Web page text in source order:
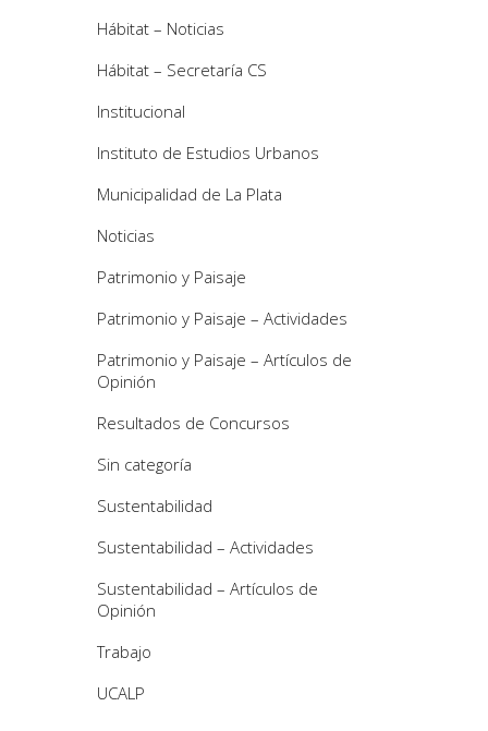
Hábitat – Noticias
Hábitat – Secretaría CS
Institucional
Instituto de Estudios Urbanos
Municipalidad de La Plata
Noticias
Patrimonio y Paisaje
Patrimonio y Paisaje – Actividades
Patrimonio y Paisaje – Artículos de
Opinión
Resultados de Concursos
Sin categoría
Sustentabilidad
Sustentabilidad – Actividades
Sustentabilidad – Artículos de
Opinión
Trabajo
UCALP